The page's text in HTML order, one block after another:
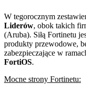
W tegorocznym
Liderów, obok takich
(Aruba). Siłą Fortinetu
produkty przewodowe,
zabezpieczające w
FortiOS.
Mocne strony Fortinetu: